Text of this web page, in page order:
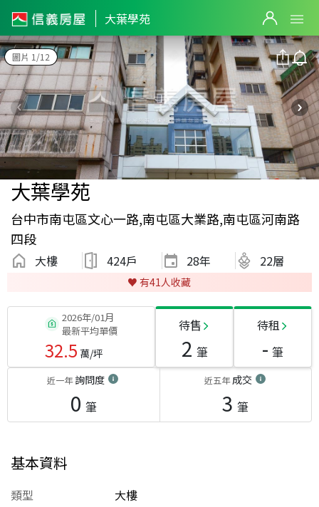
大葉學苑
圖片 1/12
大葉學苑
台中市南屯區文心一路,南屯區大業路,南屯區河南路
四段
大樓 424戶 28年 22層
♥️ 有41 人收藏
2026年/01月
最新平均單價
32.5 萬/坪
待售
2 筆
待租
- 筆
近一年詢問度
0 筆
近五年成交
3 筆
基本資料
類型
大樓